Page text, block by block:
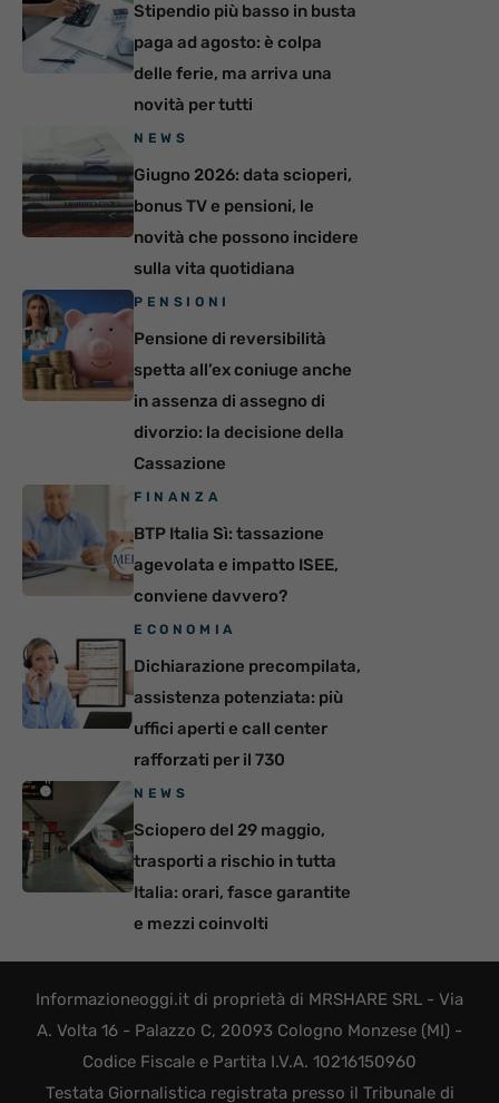
Stipendio più basso in busta
paga ad agosto: è colpa
delle ferie, ma arriva una
novità per tutti
NEWS
Giugno 2026: data scioperi,
bonus TV e pensioni, le
novità che possono incidere
sulla vita quotidiana
PENSIONI
Pensione di reversibilità
spetta all’ex coniuge anche
in assenza di assegno di
divorzio: la decisione della
Cassazione
FINANZA
BTP Italia Sì: tassazione
agevolata e impatto ISEE,
conviene davvero?
ECONOMIA
Dichiarazione precompilata,
assistenza potenziata: più
uffici aperti e call center
rafforzati per il 730
NEWS
Sciopero del 29 maggio,
trasporti a rischio in tutta
Italia: orari, fasce garantite
e mezzi coinvolti
Informazioneoggi.it di proprietà di MRSHARE SRL - Via
A. Volta 16 - Palazzo C, 20093 Cologno Monzese (MI) -
Codice Fiscale e Partita I.V.A. 10216150960
Testata Giornalistica registrata presso il Tribunale di